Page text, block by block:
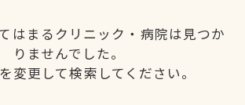
はまるクリニック・病院は見つか
りませんでした。
変更して検索してください。